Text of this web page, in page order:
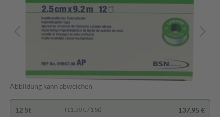
Abbildung kann abweichen
12 St (11,50 € / 1 St) 137,95 €